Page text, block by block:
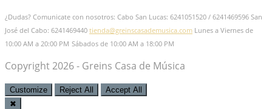
¿Dudas? Comunicate con nosotros: Cabo San Lucas: 6241051520 / 6241469596 San
José del Cabo: 6241469440 tienda@greinscasademusica.com Lunes a Viernes de
10:00 AM a 20:00 PM Sábados de 10:00 AM a 18:00 PM
Copyright 2026 - Greins Casa de Música
Customize Reject All
Accept All
✖